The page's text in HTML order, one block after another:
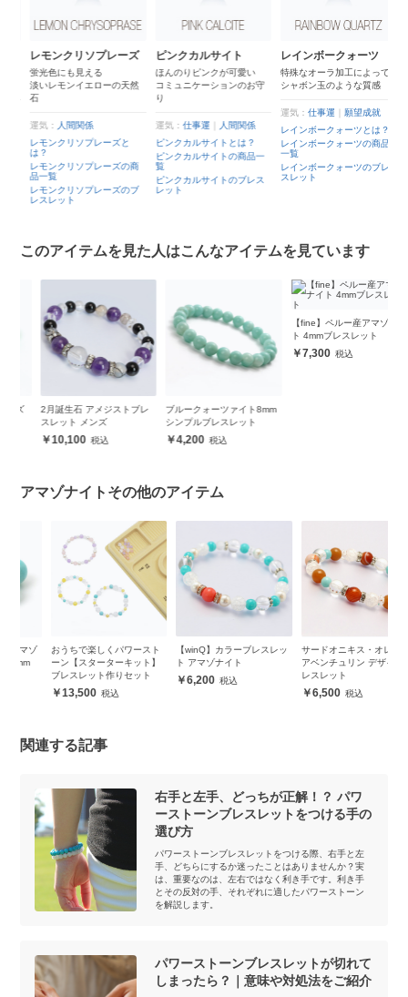
レモンクリソプレーズ
蛍光色にも見える
淡いレモンイエローの天然
石
運気： 人間関係
レモンクリソプレーズと
は？
レモンクリソプレーズの商
品一覧
レモンクリソプレーズのブ
レスレット
ピンクカルサイト
ほんのりピンクが可愛い
コミュニケーションのお守
運気： 仕事運｜ 人間関係
ピンクカルサイトとは？
ピンクカルサイトの商品一
ピンクカルサイトのブレス
レット
レインボークォーツ
特殊なオーラ加工によって
シャボン玉のような質感
運気：仕事運｜ 願望成就
レインボークォーツとは？
レインボークォーツの商品
一覧
レインボークォーツのブレ
スレット
このアイテムを見た人はこんなアイテムを見ています
2月誕生石 アメジストブレ
スレット メンズ
10,100
ブルークォーツァイト8mm
シンプルブレスレット
4,200
【fine】ペルー産アマゾナイ
ト 4mmブレスレット
7,300
アマゾナイトその他のアイテム
おうちで楽しくパワースト
ーン【スターターキット】
ブレスレット作りセット
13,500
【winQ】カラーブレスレッ
ト アマゾナイト
6,200
サードオニキス・オレンジ
アベンチュリン デザインブ
レスレット
6,500
関連する記事
右手と左手、どっちが正解！？ パワ
ーストーンブレスレットをつける手の
選び方
パワーストーンブレスレットをつける際、右手と左
手、どちらにするか迷ったことはありませんか？実
は、重要なのは、左右ではなく利き手です。利き手
とその反対の手、それぞれに適したパワーストーン
を解説します。
パワーストーンブレスレットが切れて
しまったら？｜意味や対処法をご紹介